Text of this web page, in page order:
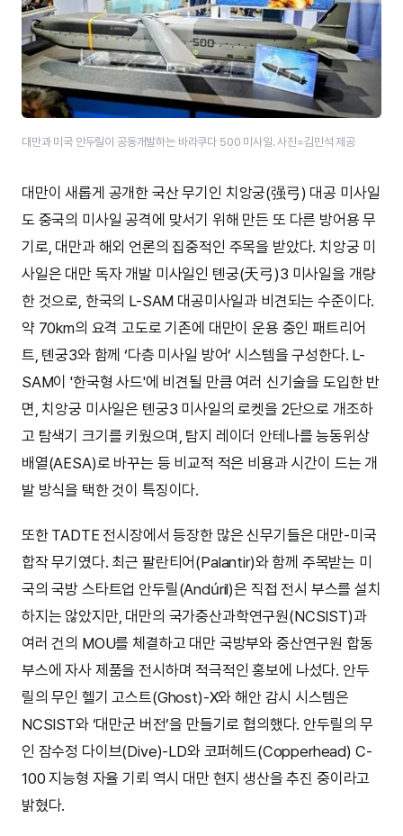
대만과 미국 안두릴이 공동개발하는 바라쿠다 500 미사일. 사진=김민석 제공
대만이 새롭게 공개한 국산 무기인 치앙궁(强弓) 대공 미사일
도 중국의 미사일 공격에 맞서기 위해 만든 또 다른 방어용 무
기로, 대만과 해외 언론의 집중적인 주목을 받았다. 치앙궁 미
사일은 대만 독자 개발 미사일인 톈궁(天弓)3 미사일을 개량
한 것으로, 한국의 L-SAM 대공미사일과 비견되는 수준이다.
약 70km의 요격 고도로 기존에 대만이 운용 중인 패트리어
트, 톈궁3와 함께 ‘다층 미사일 방어’ 시스템을 구성한다. L-
SAM이 '한국형 사드'에 비견될 만큼 여러 신기술을 도입한 반
면, 치앙궁 미사일은 톈궁3 미사일의 로켓을 2단으로 개조하
고 탐색기 크기를 키웠으며, 탐지 레이더 안테나를 능동위상
배열(AESA)로 바꾸는 등 비교적 적은 비용과 시간이 드는 개
발 방식을 택한 것이 특징이다.
또한 TADTE 전시장에서 등장한 많은 신무기들은 대만-미국
합작 무기였다. 최근 팔란티어(Palantir)와 함께 주목받는 미
국의 국방 스타트업 안두릴(Andúril)은 직접 전시 부스를 설치
하지는 않았지만, 대만의 국가중산과학연구원(NCSIST)과
여러 건의 MOU를 체결하고 대만 국방부와 중산연구원 합동
부스에 자사 제품을 전시하며 적극적인 홍보에 나섰다. 안두
릴의 무인 헬기 고스트(Ghost)-X와 해안 감시 시스템은
NCSIST와 ‘대만군 버전’을 만들기로 협의했다. 안두릴의 무
인 잠수정 다이브(Dive)-LD와 코퍼헤드(Copperhead) C-
100 지능형 자율 기뢰 역시 대만 현지 생산을 추진 중이라고
밝혔다.